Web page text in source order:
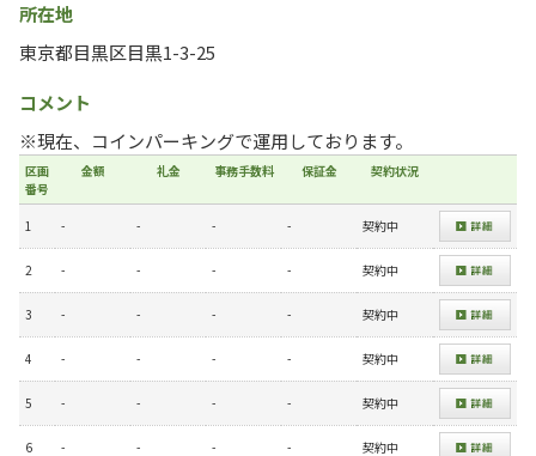
所在地
東京都目黒区目黒1-3-25
コメント
※現在、コインパーキングで運用しております。
区画
番号
金額 礼金 事務手数料 保証金 契約状況
1 - - - - 契約中
2 - - - - 契約中
3 - - - - 契約中
4 - - - - 契約中
5 - - - - 契約中
6 - - - - 契約中